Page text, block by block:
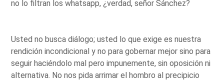
no lo filtran los whatsapp, ¿verdad, señor Sánchez?
Usted no busca diálogo; usted lo que exige es nuestra
rendición incondicional y no para gobernar mejor sino para
seguir haciéndolo mal pero impunemente, sin oposición ni
alternativa. No nos pida arrimar el hombro al precipicio